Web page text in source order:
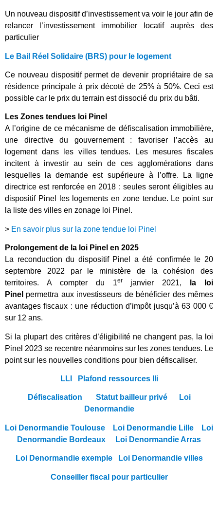
Un nouveau dispositif d’investissement va voir le jour afin de
relancer l’investissement immobilier locatif auprès des
particulier
Le Bail Réel Solidaire (BRS) pour le logement
Ce nouveau dispositif permet de devenir propriétaire de sa
résidence principale à prix décoté de 25% à 50%. Ceci est
possible car le prix du terrain est dissocié du prix du bâti.
Les Zones tendues loi Pinel
A l’origine de ce mécanisme de défiscalisation immobilière,
une directive du gouvernement : favoriser l’accès au
logement dans les villes tendues. Les mesures fiscales
incitent à investir au sein de ces agglomérations dans
lesquelles la demande est supérieure à l’offre. La ligne
directrice est renforcée en 2018 : seules seront éligibles au
dispositif Pinel les logements en zone tendue. Le point sur
la liste des villes en zonage loi Pinel.
> En savoir plus sur la zone tendue loi Pinel
Prolongement de la loi Pinel en 2025
La reconduction du dispositif Pinel a été confirmée le 20
septembre 2022 par le ministère de la cohésion des
territoires. A compter du 1er janvier 2021,
la loi
Pinel permettra aux investisseurs de bénéficier des mêmes
avantages fiscaux : une réduction d’impôt jusqu’à 63 000 €
sur 12 ans.
Si la plupart des critères d’éligibilité ne changent pas, la loi
Pinel 2023 se recentre néanmoins sur les zones tendues. Le
point sur les nouvelles conditions pour bien défiscaliser.
LLI Plafond ressources lli
Défiscalisation Statut bailleur privé
Loi
Denormandie
Loi Denormandie Toulouse Loi Denormandie Lille
Loi
Denormandie Bordeaux
Loi Denormandie Arras
Loi Denormandie exemple Loi Denormandie villes
Conseiller fiscal pour particulier